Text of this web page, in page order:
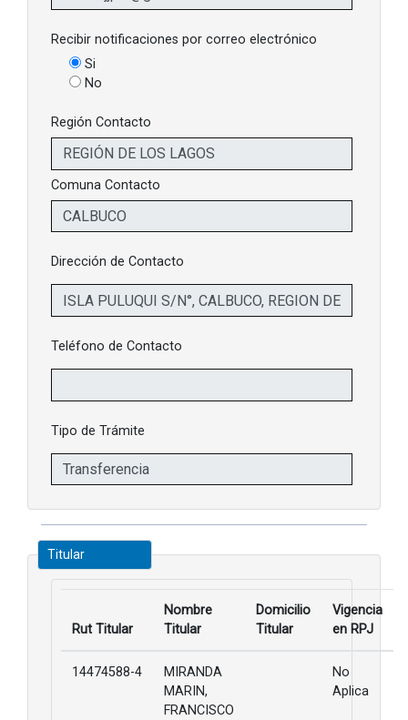
Recibir notificaciones por correo electrónico
Si
No
Región Contacto
Comuna Contacto
Dirección de Contacto
Teléfono de Contacto
Tipo de Trámite
Titular
Rut Titular
Nombre
Titular
Domicilio
Titular
Vigencia
en RPJ
14474588-4
MIRANDA
MARIN,
FRANCISCO
No
Aplica